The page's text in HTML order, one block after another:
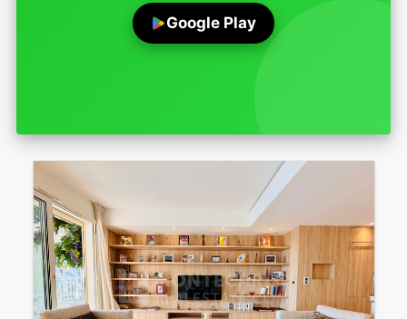
Google Play